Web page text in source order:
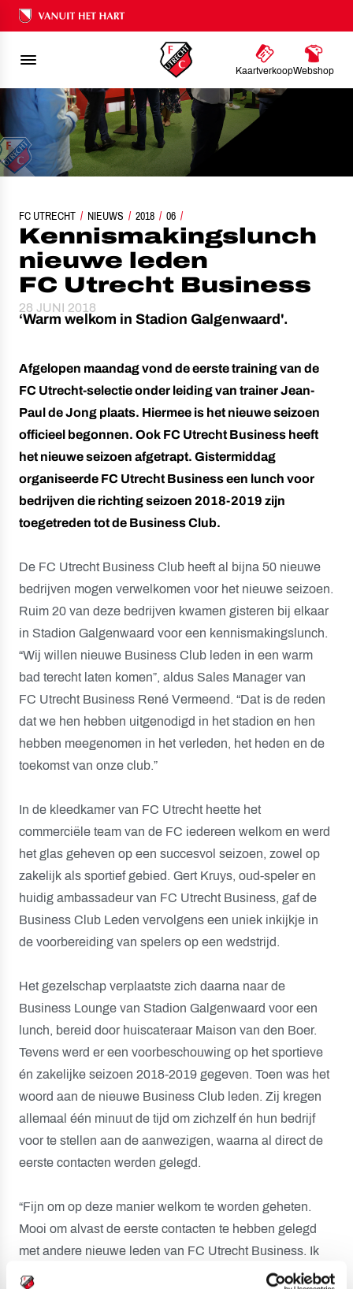
Ons nalatenschap
KaartverkoopWebshop
FC UTRECHT NIEUWS 2018 06
KENNISMAKINGSLUNCH NIEUWE LEDEN FC UTRECHT BUSINESS
Kennismakingslunch
nieuwe leden
FC Utrecht Business
28 JUNI 2018
‘Warm welkom in Stadion Galgenwaard'.
Afgelopen maandag vond de eerste training van de
FC Utrecht-selectie onder leiding van trainer Jean-
Paul de Jong plaats. Hiermee is het nieuwe seizoen
officieel begonnen. Ook FC Utrecht Business heeft
het nieuwe seizoen afgetrapt. Gistermiddag
organiseerde FC Utrecht Business een lunch voor
bedrijven die richting seizoen 2018-2019 zijn
toegetreden tot de Business Club.
De FC Utrecht Business Club heeft al bijna 50 nieuwe
bedrijven mogen verwelkomen voor het nieuwe seizoen.
Ruim 20 van deze bedrijven kwamen gisteren bij elkaar
in Stadion Galgenwaard voor een kennismakingslunch.
“Wij willen nieuwe Business Club leden in een warm
bad terecht laten komen”, aldus Sales Manager van
FC Utrecht Business René Vermeend. “Dat is de reden
dat we hen hebben uitgenodigd in het stadion en hen
hebben meegenomen in het verleden, het heden en de
toekomst van onze club.”
In de kleedkamer van FC Utrecht heette het
commerciële team van de FC iedereen welkom en werd
het glas geheven op een succesvol seizoen, zowel op
zakelijk als sportief gebied. Gert Kruys, oud-speler en
huidig ambassadeur van FC Utrecht Business, gaf de
Business Club Leden vervolgens een uniek inkijkje in
de voorbereiding van spelers op een wedstrijd.
Het gezelschap verplaatste zich daarna naar de
Business Lounge van Stadion Galgenwaard voor een
lunch, bereid door huiscateraar Maison van den Boer.
Tevens werd er een voorbeschouwing op het sportieve
én zakelijke seizoen 2018-2019 gegeven. Toen was het
woord aan de nieuwe Business Club leden. Zij kregen
allemaal één minuut de tijd om zichzelf én hun bedrijf
voor te stellen aan de aanwezigen, waarna al direct de
eerste contacten werden gelegd.
“Fijn om op deze manier welkom te worden geheten.
Mooi om alvast de eerste contacten te hebben gelegd
met andere nieuwe leden van FC Utrecht Business. Ik
kijk uit naar de start van het seizoen!”, aldus Bernard de